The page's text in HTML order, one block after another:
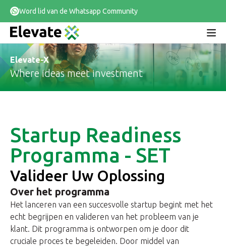
Word lid van de Whatsapp Community
Elevate-X
Where ideas meet investment
Startup Readiness
Programma - SET
Valideer Uw Oplossing
Over het programma
Het lanceren van een succesvolle startup begint met het
echt begrijpen en valideren van het probleem van je
klant. Dit programma is ontworpen om je door dit
cruciale proces te begeleiden. Door middel van